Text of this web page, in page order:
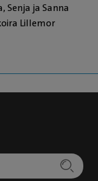
Senja ja Sanna
Lillemor